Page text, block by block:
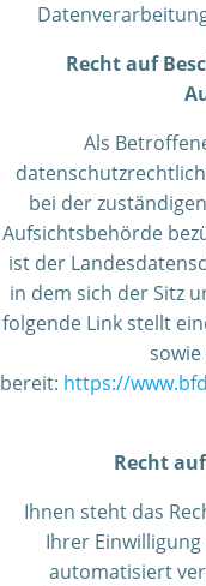
Recht auf
Als
bei der
Aufsichtsbehörde
ist der
in dem sich der Sitz
folgende Link stellt
bereit: https://
Recht
Ihnen steht das
Ihrer
automatisiert